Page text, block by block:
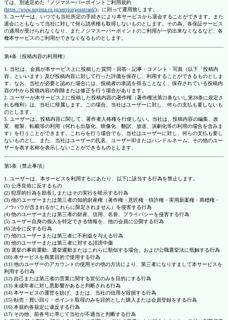
ては、別途定めた『ノジマスーパーポイントご利用規約
(https://www.nojima.co.jp/service/pointcard/)』に則って運用致します。
3. ユーザーは、いつでも当社所定の手続きにより本サービスから退会することができます。また
退会にともなって当社に対して何ら請求権も取得しないものとします。その為、各保証サービス
の適用が受けられなくなり、またノジマスーパーポイントのご利用が一切出来なくなるなど、各
種本サービスのご利用ができなくなるものとします。
第4条（投稿内容の利用権）
1. 当社は、会員が本サービス上に投稿した質問・回答・記事・コメント・写真（以下「投稿内
容」といいます）及び投稿内容に対して行った評価を保存し、利用することができるものとしま
す。なお、当社が必要と認めた場合には、投稿者の承諾を得ることなく、保存されている投稿内
容の中から投稿内容の削除または修正を行う場合があります。
2. ユーザーが本サービス上に投稿した投稿内容の著作権（著作権法第21条ないし第28条に規定さ
れる権利）は、当社に帰属します。この場合、当社はユーザーに対し、何らの支払も要しないも
のとします。
3. ユーザーは、投稿内容に関して、著作者人格権を行使しない。当社は、投稿内容の編集、改
変、複製、転載等の利用（何れも出版化、映像化、翻訳、放送、演劇化等の利用の場合を含みま
す）を行うことができます。これらを行う場合でも、当社はユーザーに対し、何らの支払も要し
ないものとし、また、当社はユーザーの氏名、ユーザーIDまたはハンドルネーム、その他のユー
ザーを表す名称を表示しないことができるものとします。
第5条（禁止事項）
1. ユーザーは、本サービスを利用するにあたり、以下に該当する行為を禁止します。
(1) 公序良俗に反するもの
(2) 犯罪的行為を助長しまたはその実行を暗示する行為
(3) 他のユーザーまたは第三者の知的財産権（著作権・意匠権・特許権・実用新案権・商標権・
ノウハウが含まれるがこれらに限定されません）を侵害する行為
(4) 他のユーザーまたは第三者の財産、信用、名誉、プライバシーを侵害する行為
(5) ユーザー自身の個人を特定できる情報を、他の会員に公開する行為
(6) 法令に反する行為
(7) 他のユーザーまたは第三者に不利益を与える行為
(8) 他のユーザーまたは第三者に対する誹謗中傷
(9) 選挙の事前運動、選挙運動またはこれらに類似する場合、および公職選挙法に抵触する行為
(10) 本サービスを商業目的で使用する行為
(11) 他のユーザーのアカウントの使用その他の方法により、第三者になりすまして本サービスを
利用する行為
(12) 自己または第三者の営業に関する宣伝のみを目的にする行為
(13) 未成年者に対し悪影響があると判断される行為
(14) 本サービスの運営を妨げ、または、当社の信用を毀損する行為
(15) 転売・買い回り・ポイント取得のみを目的とした購入または会員登録をする行為
(16) 本規約各規定に違反する行為
(17) その他、前各号に準じて当社が不適当と判断する行為